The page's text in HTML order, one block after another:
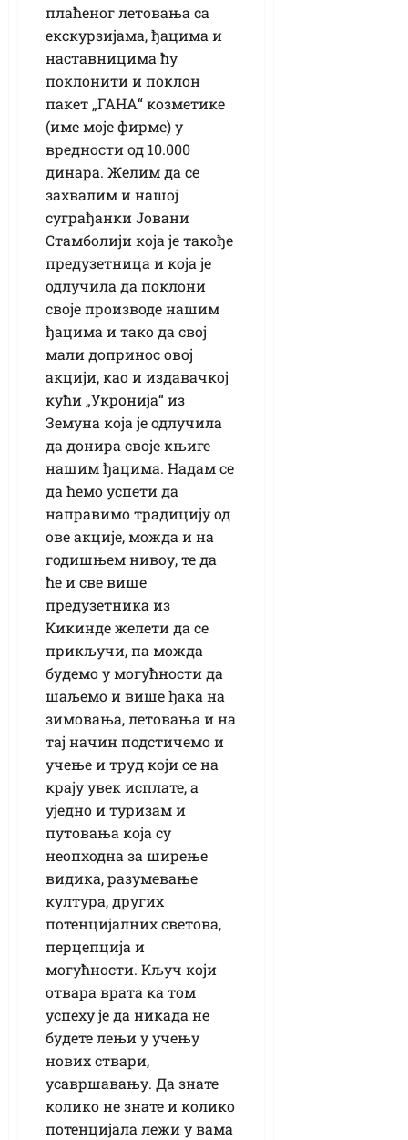
плаћеног летовања са
екскурзијама, ђацима и
наставницима ћу
поклонити и поклон
пакет „ГАНА“ козметике
(име моје фирме) у
вредности од 10.000
динара. Желим да се
захвалим и нашој
суграђанки Јовани
Стамболији која је такође
предузетница и која је
одлучила да поклони
своје производе нашим
ђацима и тако да свој
мали допринос овој
акцији, као и издавачкој
кући „Укронија“ из
Земуна која је одлучила
да донира своје књиге
нашим ђацима. Надам се
да ћемо успети да
направимо традицију од
ове акције, можда и на
годишњем нивоу, те да
ће и све више
предузетника из
Кикинде желети да се
прикључи, па можда
будемо у могућности да
шаљемо и више ђака на
зимовања, летовања и на
тај начин подстичемо и
учење и труд који се на
крају увек исплате, а
уједно и туризам и
путовања која су
неопходна за ширење
видика, разумевање
култура, других
потенцијалних светова,
перцепција и
могућности. Кључ који
отвара врата ка том
успеху је да никада не
будете лењи у учењу
нових ствари,
усавршавању. Да знате
колико не знате и колико
потенцијала лежи у вама